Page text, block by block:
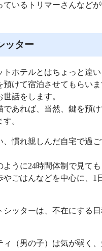
ているトリマーさんなど
ッター
ホテルとはちょっと違い
預けて宿泊させてもらい
話をします。
であれば、当然、鍵を預
。
慣れ親しんだ自宅で過
うに24時間体制で見て
ごはんなどを中心に、1
シッターは、不在にする
ィ（男の子）は気が弱く